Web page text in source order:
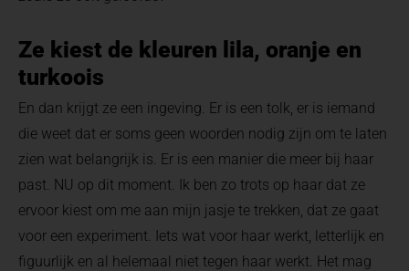
Ze kiest de kleuren lila, oranje en
turkoois
En dan krijgt ze een ingeving. Er is een tolk, er is iemand
die weet dat er soms geen woorden nodig zijn om te laten
zien wat belangrijk is. Er is een manier die meer bij haar
past. NU op dit moment. Ik ben zo trots op haar dat ze
ervoor kiest om me aan mijn jasje te trekken, dat ze gaat
voor een experiment. Iets wat voor haar werkt, letterlijk en
figuurlijk en al helemaal niet tegen haar werkt. Het mag